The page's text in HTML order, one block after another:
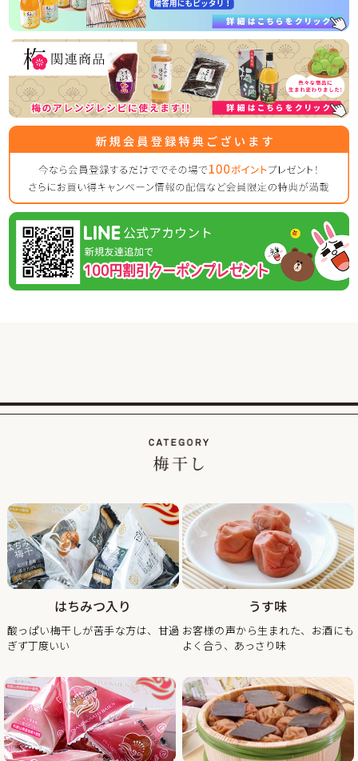
ゴールデンウイークの営業のお知らせ
平素は格別のご高配を賜り厚く御礼申し上げます。
表記の件、下記の通りご案内させていただきます。
何かとご迷惑をお掛け致しますが、何卒ご理解とご協力を賜
りますよう宜しくお願い致します。
【休業日】
5月2日(土曜日) ～ 5月6日（水曜日）
5月7日(木曜日) ～
休業日後は、大変混雑が予想されますのであらかじめのご注
2026/02/01
「梅エキス飴」もプレゼント！
を大特価、送料込・税込1,200円で販売！
平素は格別のご高配を賜り厚く御礼申し上げます。
おかげさまで当社は創立50周年を迎え、皆さまへの感謝の気
持ちを込めて、【当社創立50周年記念キャンペーン】紀州南
高梅のくずれ梅を大特価、送料込・税込1,200円で販売させ
見た目が少し崩れただけで味は一級品のくずれ梅をぜひこの
機会にご賞味ください。
年末年始期間中の営業日の営業のお知らせ
平素は格別のご高配を賜り厚く御礼申し上げます。
表記の件、下記の通りご案内させていただきます。
何かとご迷惑をお掛け致しますが、何卒ご理解とご協力を賜
はちみつ入り
酸っぱい梅干しが苦手な方は、甘過
ぎず丁度いい
うす味
お客様の声から生まれた、お酒にも
よく合う、あっさり味